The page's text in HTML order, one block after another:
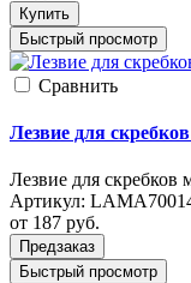
Купить
Быстрый просмотр
Cравнить
Лезвие для
Лезвие для скребков
Артикул:
от 187 руб.
Предзаказ
Быстрый просмотр